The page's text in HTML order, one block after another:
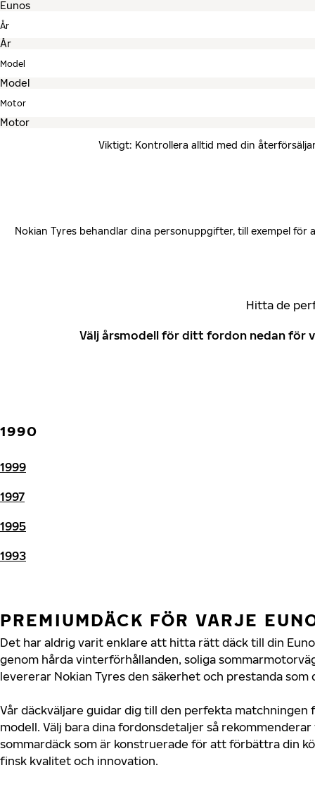
År
Model
Motor
Viktigt: Kontrollera alltid med din
Nokian Tyres behandlar dina personuppgifter, till exempel
Hitta de
Välj årsmodell för ditt fordon nedan för
1990
1999
1997
1995
1993
PREMIUMDÄCK FÖR VARJE
Det har aldrig varit enklare att hitta rätt däck till din
genom hårda vinterförhållanden, soliga
levererar Nokian Tyres den säkerhet och prestanda som
Vår däckväljare guidar dig till den perfekta matchningen
modell. Välj bara dina fordonsdetaljer så
sommardäck som är konstruerade för att förbättra din
finsk kvalitet och innovation.